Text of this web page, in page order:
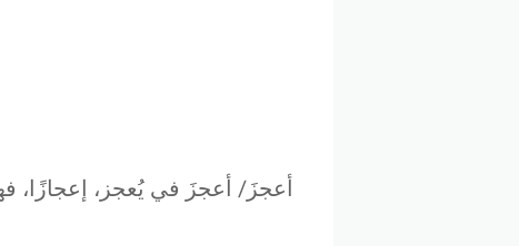
أعجزَ/ أعجزَ في يُعجز، إعجازًا،